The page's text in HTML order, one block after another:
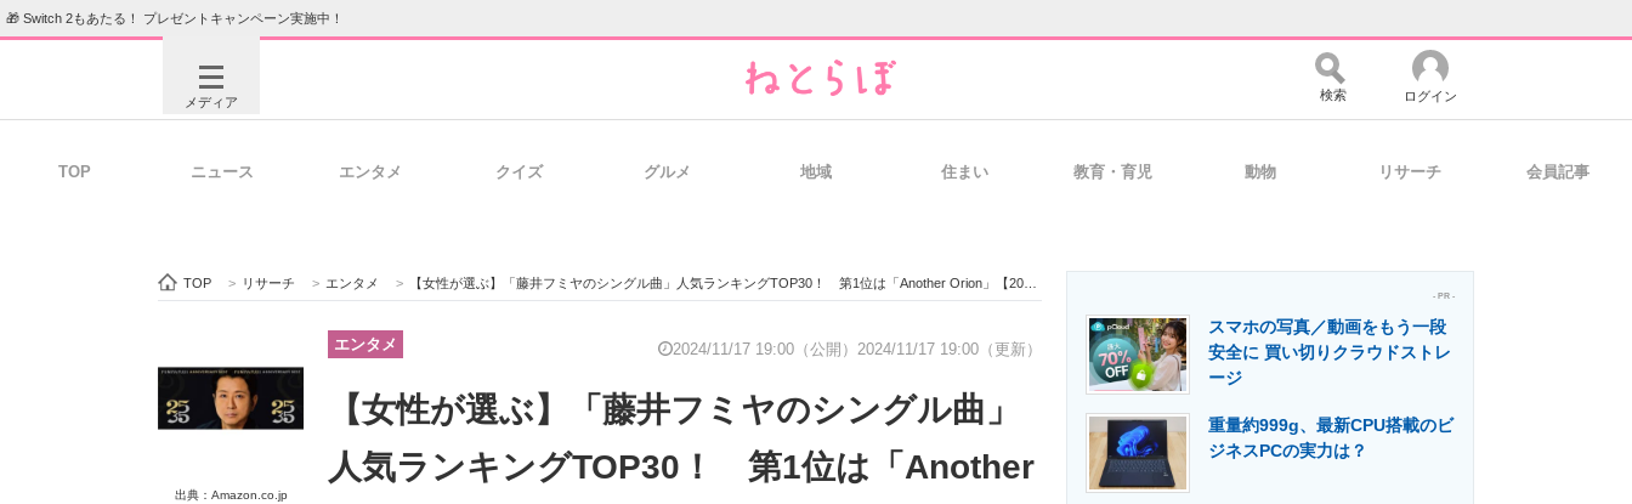
🎁 Switch 2もあたる！ プレゼントキャンペーン実施中！
メディア
ビジネスと働き方のヒント 経営リーダーのコミュニティ マーケ×ITの今がよく分かる
製造業のIT導入・活用を支援
検索 ログイン
TOP ニュース エンタメ クイズ グルメ 地域 住まい 教育・育児 動物 リサーチ 会員記事
TOP > リサーチ > エンタメ > 【女性が選ぶ】「藤井フミヤのシングル曲」人気ランキングTOP30！ 第1位は「Another Orion」【2024年最新投票結果】
出典：Amazon.co.jp
エンタメ 2024/11/17 19:00（公開） 2024/11/17 19:00（更新）
【女性が選ぶ】「藤井フミヤのシングル曲」
人気ランキングTOP30！ 第1位は「Another
- PR -
スマホの写真／動画をもう一段
安全に 買い切りクラウドストレ
ージ
重量約999g、最新CPU搭載のビ
ジネスPCの実力は？